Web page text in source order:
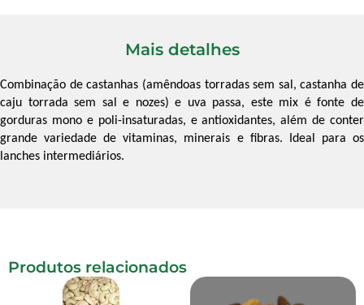
Mais detalhes
Combinação de castanhas (amêndoas torradas sem sal, castanha de
caju torrada sem sal e nozes) e uva passa, este mix é fonte de
gorduras mono e poli-insaturadas, e antioxidantes, além de conter
grande variedade de vitaminas, minerais e fibras. Ideal para os
lanches intermediários.
Produtos relacionados